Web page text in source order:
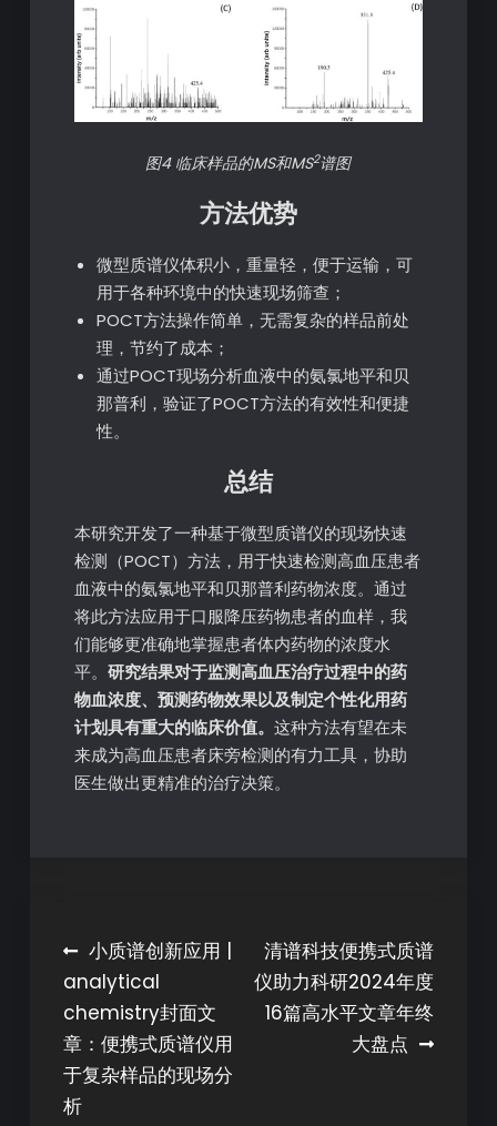
图4 临床样品的MS和MS2谱图
方法优势
微型质谱仪体积小，重量轻，便于运输，可
用于各种环境中的快速现场筛查；
POCT方法操作简单，无需复杂的样品前处
理，节约了成本；
通过POCT现场分析血液中的氨氯地平和贝
那普利，验证了POCT方法的有效性和便捷
性。
总结
本研究开发了一种基于微型质谱仪的现场快速
检测（POCT）方法，用于快速检测高血压患者
血液中的氨氯地平和贝那普利药物浓度。通过
将此方法应用于口服降压药物患者的血样，我
们能够更准确地掌握患者体内药物的浓度水
平。 研究结果对于监测高血压治疗过程中的药
物血浓度、预测药物效果以及制定个性化用药
计划具有重大的临床价值。 这种方法有望在未
来成为高血压患者床旁检测的有力工具，协助
医生做出更精准的治疗决策。
小质谱创新应用 |
analytical
chemistry封面文
章：便携式质谱仪用
于复杂样品的现场分
析
清谱科技便携式质谱
仪助力科研2024年度
16篇高水平文章年终
大盘点